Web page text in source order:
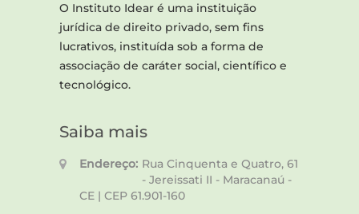
O Instituto Idear é uma instituição
jurídica de direito privado, sem fins
lucrativos, instituída sob a forma de
associação de caráter social, científico e
tecnológico.
Saiba mais
Endereço: Rua Cinquenta e Quatro, 61
- Jereissati II - Maracanaú -
CE | CEP 61.901-160